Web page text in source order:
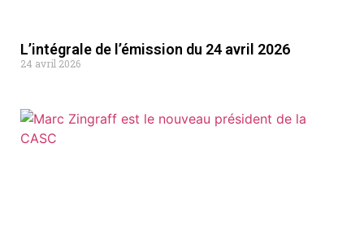
L’intégrale de l’émission du 24 avril 2026
24 avril 2026